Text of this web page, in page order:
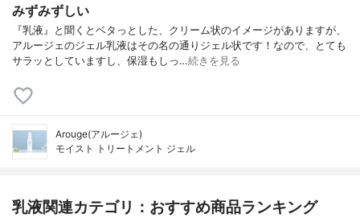
みずみずしい
『乳液』と聞くとベタっとした、クリーム状のイメージがありますが、
アルージェのジェル乳液はその名の通りジェル状です！なので、とても
サラッとしていますし、保湿もしっ…続きを見る
Arouge(アルージェ)
モイスト トリートメント ジェル
乳液関連カテゴリ：おすすめ商品ランキング